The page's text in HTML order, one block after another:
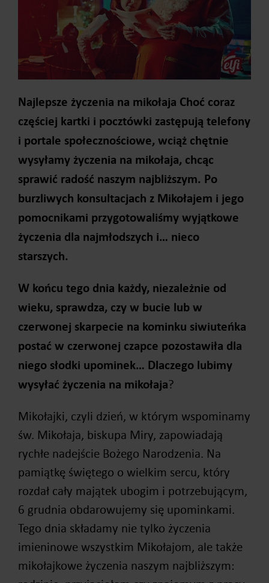
Najlepsze życzenia na mikołaja Choć coraz
częściej kartki i pocztówki zastępują telefony
i portale społecznościowe, wciąż chętnie
wysyłamy życzenia na mikołaja, chcąc
sprawić radość naszym najbliższym. Po
burzliwych konsultacjach z Mikołajem i jego
pomocnikami przygotowaliśmy wyjątkowe
życzenia dla najmłodszych i… nieco
starszych.
W końcu tego dnia każdy, niezależnie od
wieku, sprawdza, czy w bucie lub w
czerwonej skarpecie na kominku siwiuteńka
postać w czerwonej czapce pozostawiła dla
niego słodki upominek… Dlaczego lubimy
wysyłać życzenia na mikołaja?
Mikołajki, czyli dzień, w którym wspominamy
św. Mikołaja, biskupa Miry, zapowiadają
rychłe nadejście Bożego Narodzenia. Na
pamiątkę świętego o wielkim sercu, który
rozdał cały majątek ubogim i potrzebującym,
6 grudnia obdarowujemy się upominkami.
Tego dnia składamy nie tylko życzenia
imieninowe wszystkim Mikołajom, ale także
mikołajkowe życzenia naszym najbliższym: